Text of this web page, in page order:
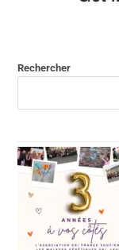
Rechercher